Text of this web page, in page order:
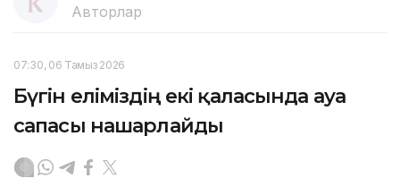
Авторлар
07:30, 06 Тамыз 2026
Бүгін еліміздің екі қаласында ауа
сапасы нашарлайды